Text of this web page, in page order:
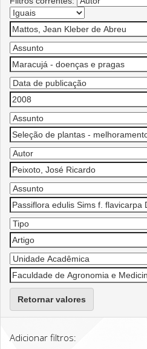
Retornar valores
Adicionar filtros: